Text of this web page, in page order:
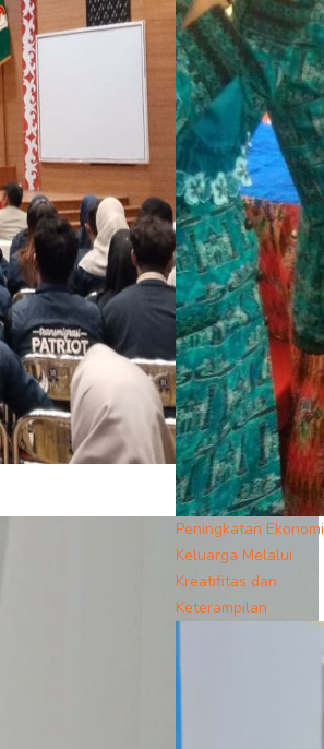
Peningkatan Ekonomi
Keluarga Melalui
Kreatifitas dan
Keterampilan